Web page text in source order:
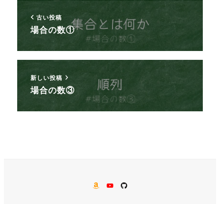
古い投稿
場合の数①
新しい投稿
場合の数③
AMAZON
YouTube
GitHub